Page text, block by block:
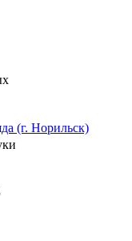
(г. Норильск)